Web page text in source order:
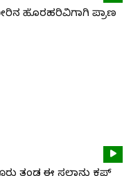
ಹೊರಹರಿವಿಗಾಗಿ ಪ್ರಾಣ